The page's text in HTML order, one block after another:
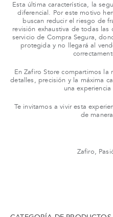
Esta última característica, la
diferencial. Por este motivo
buscan reducir el riesgo de
revisión exhaustiva de todas las
servicio de Compra Segura,
protegida y no llegará al
En Zafiro Store compartimos
detalles, precisión y la máxima
una
Te invitamos a vivir esta
de
Zafiro,